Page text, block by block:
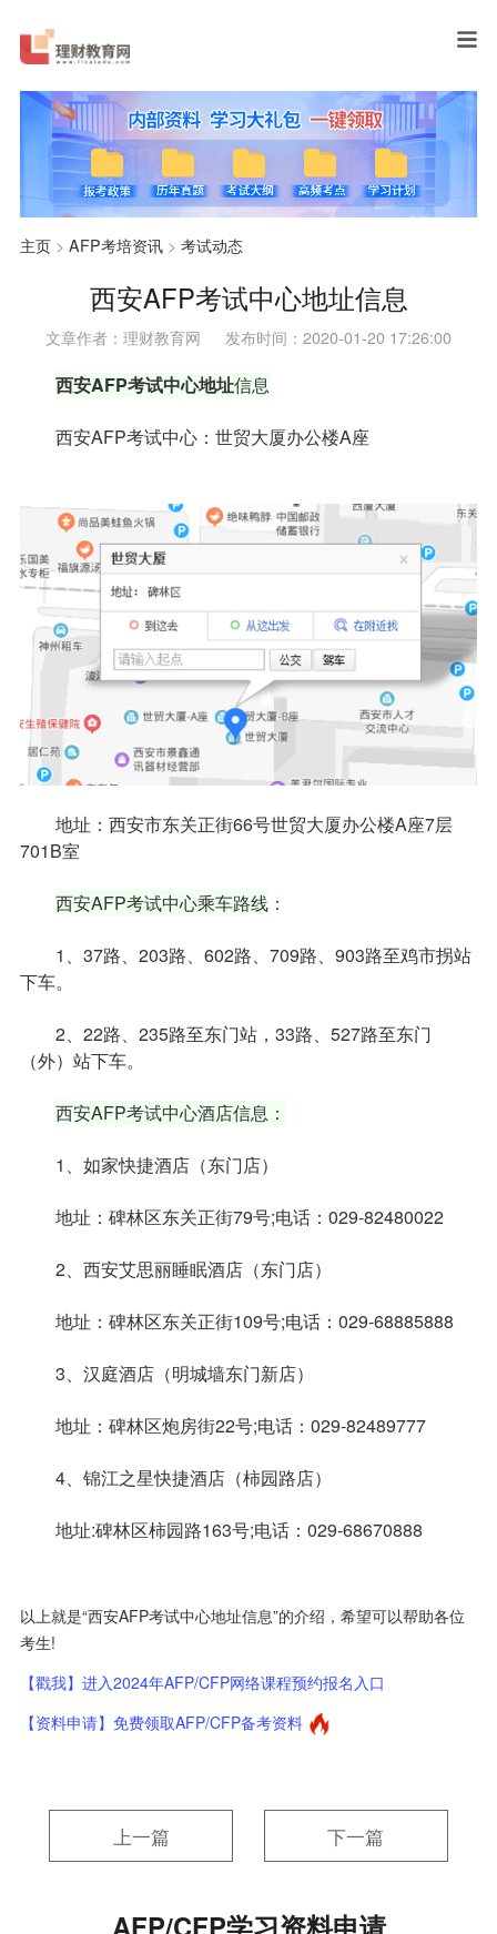
主页> AFP考培资讯> 考试动态
西安AFP考试中心地址信息
文章作者：理财教育网 发布时间：2020-01-20 17:26:00
西安AFP考试中心地址信息
西安AFP考试中心：世贸大厦办公楼A座
地址：西安市东关正街66号世贸大厦办公楼A座7层
701B室
西安AFP考试中心乘车路线：
1、37路、203路、602路、709路、903路至鸡市拐站
下车。
2、22路、235路至东门站，33路、527路至东门
（外）站下车。
西安AFP考试中心酒店信息：
1、如家快捷酒店（东门店）
地址：碑林区东关正街79号;电话：029-82480022
2、西安艾思丽睡眠酒店（东门店）
地址：碑林区东关正街109号;电话：029-68885888
3、汉庭酒店（明城墙东门新店）
地址：碑林区炮房街22号;电话：029-82489777
4、锦江之星快捷酒店（柿园路店）
地址:碑林区柿园路163号;电话：029-68670888
以上就是“西安AFP考试中心地址信息”的介绍，希望可以帮助各位
考生!
【戳我】进入2024年AFP/CFP网络课程预约报名入口
【资料申请】免费领取AFP/CFP备考资料
上一篇 下一篇